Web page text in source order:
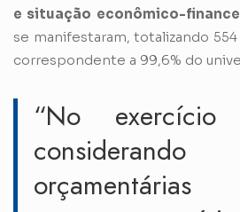
e situação econômico-
se manifestaram, totalizando
correspondente a 99,6% do
“No